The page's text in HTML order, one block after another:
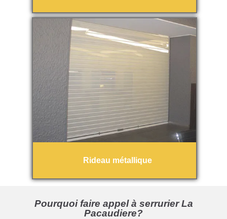
Rideau métallique
Pourquoi faire appel à serrurier La
Pacaudiere?